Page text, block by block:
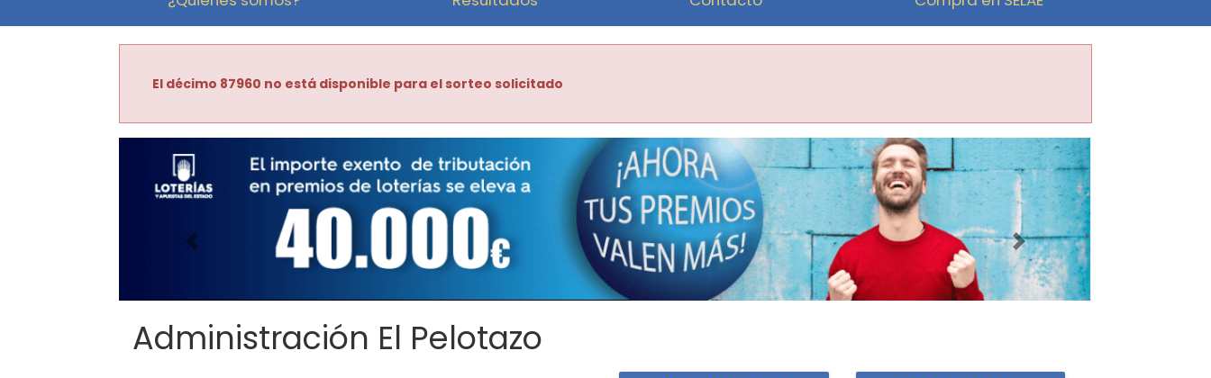
El décimo 87960 no está disponible para el sorteo solicitado
Imagen anterior Imagen siguiente
Administración El Pelotazo